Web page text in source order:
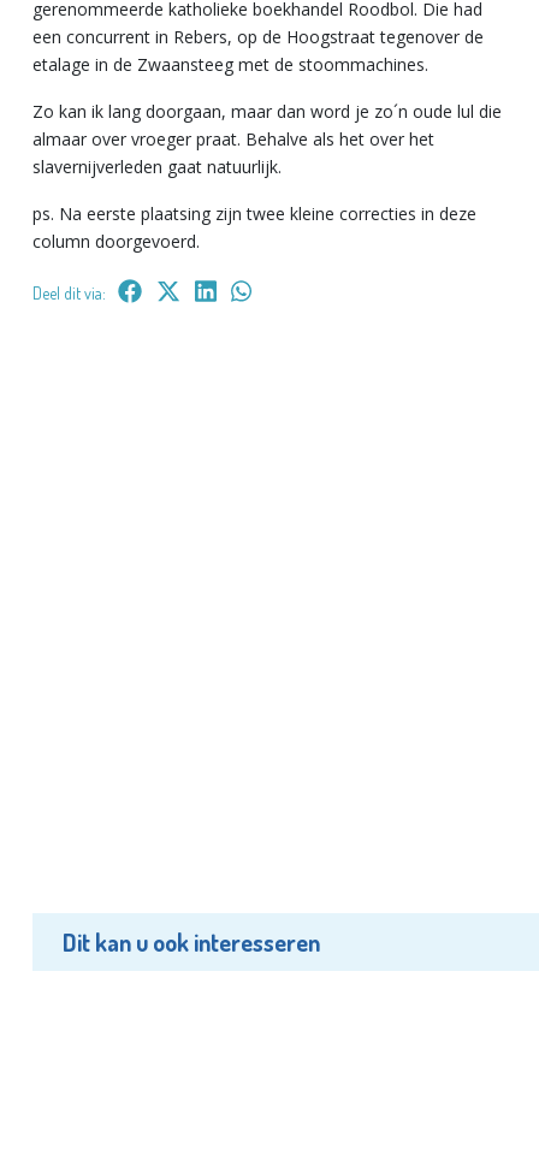
gerenommeerde katholieke boekhandel Roodbol. Die had
een concurrent in Rebers, op de Hoogstraat tegenover de
etalage in de Zwaansteeg met de stoommachines.
Zo kan ik lang doorgaan, maar dan word je zo´n oude lul die
almaar over vroeger praat. Behalve als het over het
slavernijverleden gaat natuurlijk.
ps. Na eerste plaatsing zijn twee kleine correcties in deze
column doorgevoerd.
Deel dit via:
Dit kan u ook interesseren